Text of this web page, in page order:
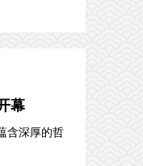
幕
含深厚的哲